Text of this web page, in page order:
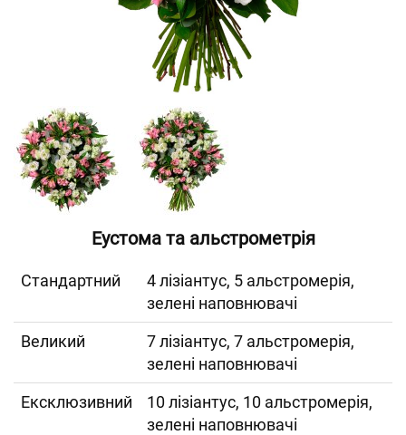
Еустома та альстрометрія
Cтандартний
4 лізіантус, 5 альстромерія,
зелені наповнювачі
Великий
7 лізіантус, 7 альстромерія,
зелені наповнювачі
Ексклюзивний
10 лізіантус, 10 альстромерія,
зелені наповнювачі